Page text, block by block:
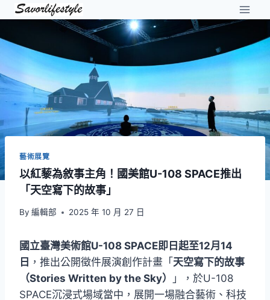
Skip
content
藝術展覽
以紅藜為敘事主角！國美館U-108 SPACE推出
「天空寫下的故事」
By 編輯部 2025 年 10 月 27 日
國立臺灣美術館U-108 SPACE即日起至12月14
日 ，推出公開徵件展演創作計畫「 天空寫下的故事
（Stories Written by the Sky）
」，於U-108
SPACE沉浸式場域當中，展開一場融合藝術、科技